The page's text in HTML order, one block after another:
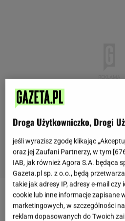
Jak zrobić faworki, żeby były
chrupiące i naprawdę
Droga Użytkowniczko, Drogi
jeśli wyrazisz zgodę klikając
oraz jej Zaufani Partnerzy, w tym [
IAB, jak również Agora S.A. będąca
Gazeta.pl sp. z o.o., będą
takie jak adresy IP, adresy e-mail
cookie lub inne informacje zapisane
marketingowych, w szczególności
reklam dopasowanych do Twoich